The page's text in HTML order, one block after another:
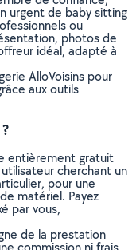
urgent de baby sitting
ou
photos de
idéal, adapté à
AlloVoisins pour
aux outils
entièrement gratuit
cherchant un
pour une
matériel. Payez
par vous,
de la prestation